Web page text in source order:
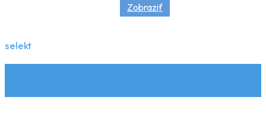
Zobraziť
selekt